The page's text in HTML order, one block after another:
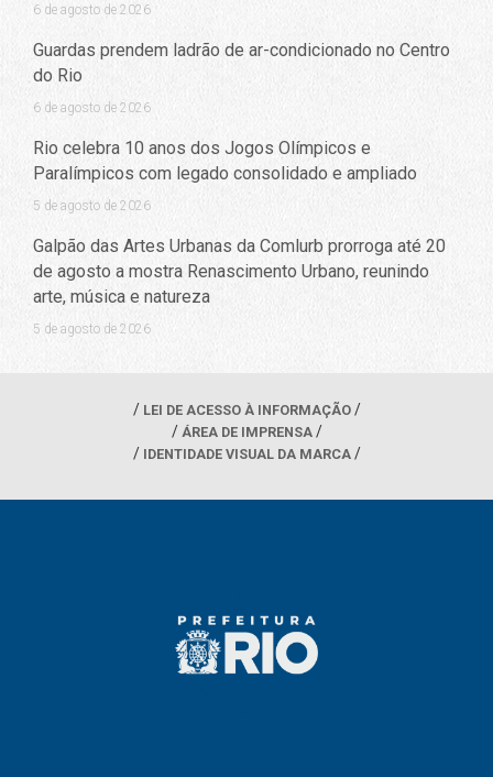
6 de agosto de 2026
Guardas prendem ladrão de ar-condicionado no Centro
do Rio
6 de agosto de 2026
Rio celebra 10 anos dos Jogos Olímpicos e
Paralímpicos com legado consolidado e ampliado
5 de agosto de 2026
Galpão das Artes Urbanas da Comlurb prorroga até 20
de agosto a mostra Renascimento Urbano, reunindo
arte, música e natureza
5 de agosto de 2026
LEI DE ACESSO À INFORMAÇÃO
ÁREA DE IMPRENSA
IDENTIDADE VISUAL DA MARCA